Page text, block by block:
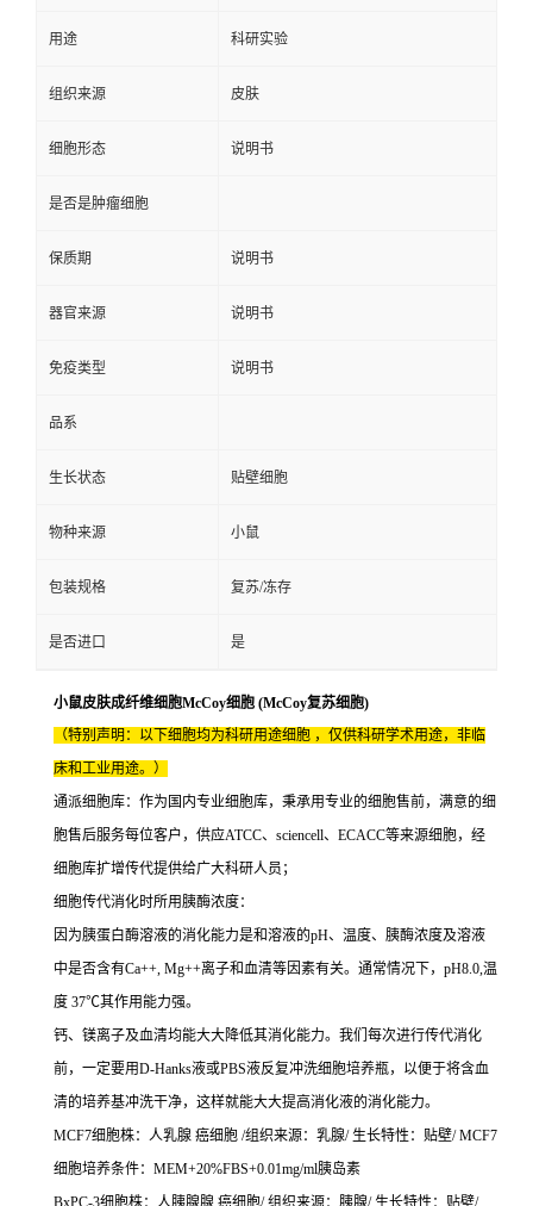
用途 科研实验
组织来源 皮肤
细胞形态 说明书
是否是肿瘤细胞
保质期 说明书
器官来源 说明书
免疫类型 说明书
品系
生长状态 贴壁细胞
物种来源 小鼠
包装规格 复苏/冻存
是否进口 是
小鼠皮肤成纤维细胞McCoy细胞 (McCoy复苏细胞)
（特别声明：以下细胞均为科研用途细胞 ，仅供科研学术用途，非临
床和工业用途。）
通派细胞库：作为国内专业细胞库，秉承用专业的细胞售前，满意的细
胞售后服务每位客户，供应ATCC、sciencell、ECACC等来源细胞，经
细胞库扩增传代提供给广大科研人员；
细胞传代消化时所用胰酶浓度：
因为胰蛋白酶溶液的消化能力是和溶液的pH、温度、胰酶浓度及溶液
中是否含有Ca++, Mg++离子和血清等因素有关。通常情况下，pH8.0,温
度 37℃其作用能力强。
钙、镁离子及血清均能大大降低其消化能力。我们每次进行传代消化
前，一定要用D-Hanks液或PBS液反复冲洗细胞培养瓶，以便于将含血
清的培养基冲洗干净，这样就能大大提高消化液的消化能力。
MCF7细胞株：人乳腺 癌细胞 /组织来源：乳腺/ 生长特性：贴壁/ MCF7
细胞培养条件：MEM+20%FBS+0.01mg/ml胰岛素
BxPC-3细胞株：人胰腺腺 癌细胞/ 组织来源：胰腺/ 生长特性：贴壁/